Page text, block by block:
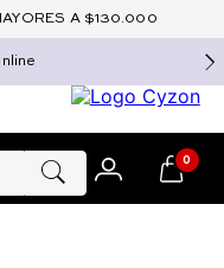
0
A $130.000